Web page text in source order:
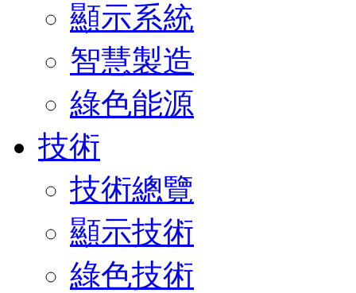
顯示系統
智慧製造
綠色能源
技術
技術總覽
顯示技術
綠色技術